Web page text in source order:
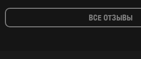
ВСЕ ОТЗЫВЫ